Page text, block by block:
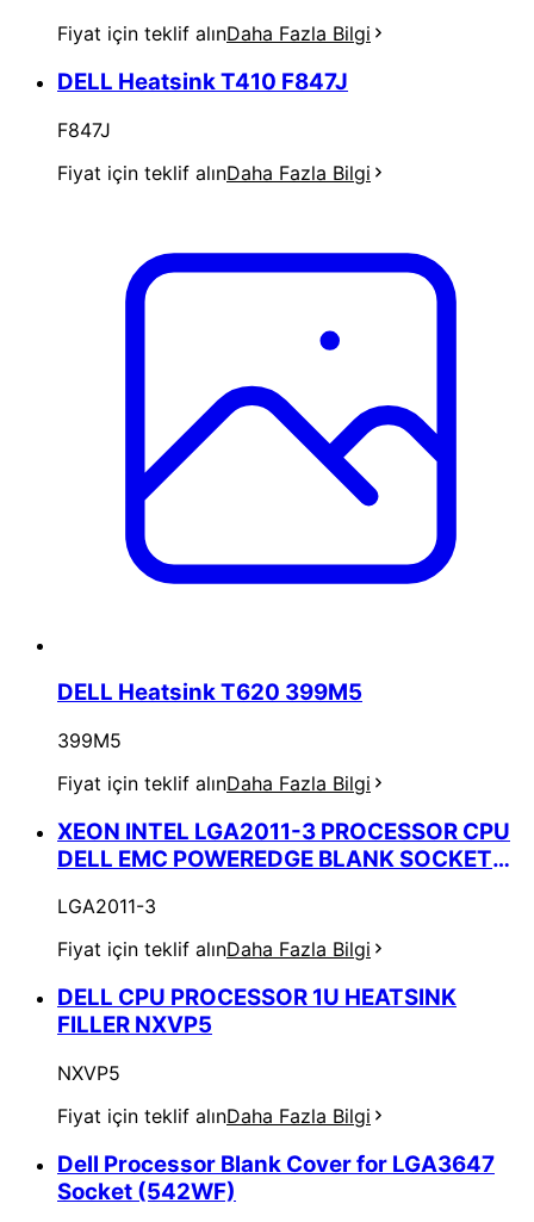
Fiyat için teklif alınDaha Fazla Bilgi
DELL Heatsink T410 F847J
F847J
Fiyat için teklif alınDaha Fazla Bilgi
DELL Heatsink T620 399M5
399M5
Fiyat için teklif alınDaha Fazla Bilgi
XEON INTEL LGA2011-3 PROCESSOR CPU
DELL EMC POWEREDGE BLANK SOCKET
LGA2011-3
Fiyat için teklif alınDaha Fazla Bilgi
DELL CPU PROCESSOR 1U HEATSINK
FILLER NXVP5
NXVP5
Fiyat için teklif alınDaha Fazla Bilgi
Dell Processor Blank Cover for LGA3647
Socket (542WF)